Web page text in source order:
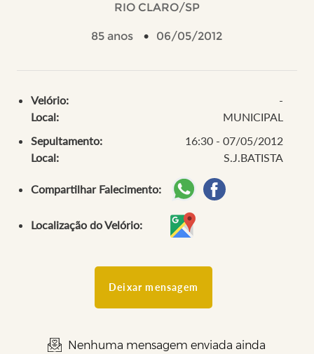
RIO CLARO/SP
85 anos 06/05/2012
Velório:
-
Local:
MUNICIPAL
Sepultamento:
16:30 - 07/05/2012
Local:
S.J.BATISTA
Compartilhar Falecimento:
Localização do Velório:
Deixar mensagem
Nenhuma mensagem enviada ainda